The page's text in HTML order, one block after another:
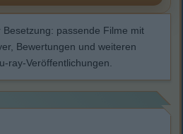
Besetzung: passende Filme mit
Bewertungen und weiteren
ray-Veröffentlichungen.